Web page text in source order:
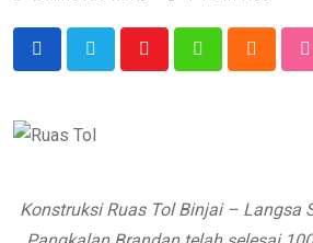
YoutubeWhatsappCloud
Konstruksi Ruas Tol Binjai – Langsa